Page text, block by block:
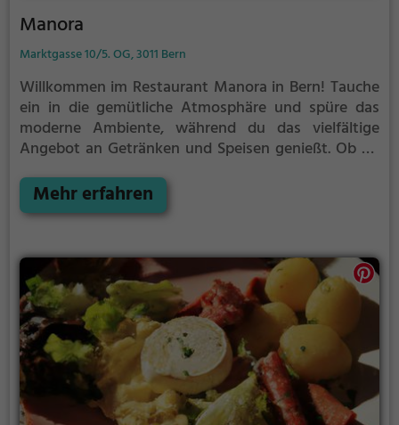
Manora
Marktgasse 10/5. OG, 3011 Bern
Willkommen im Restaurant Manora in Bern! Tauche
ein in die gemütliche Atmosphäre und spüre das
moderne Ambiente, während du das vielfältige
Angebot an Getränken und Speisen genießt. Ob du
ausgiebiges Frühstück möchtest oder dich für
gesunde Biogerichte und vegetarische Gerichte
dich von der Vielfalt überraschen und genieße deine
Mahlzeit in entspannter Atmosphäre. Im Manora ist
für jeden Geschmack etwas dabei.
Mehr erfahren